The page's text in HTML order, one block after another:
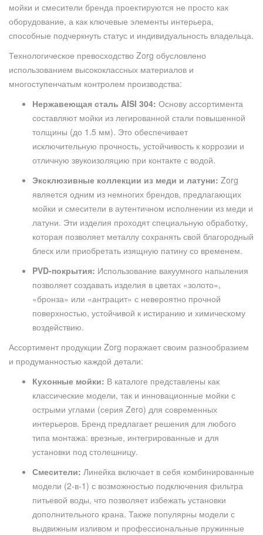
мойки и смесители бренда проектируются не просто как
оборудование, а как ключевые элементы интерьера,
способные подчеркнуть статус и индивидуальность владельца.
Технологическое превосходство Zorg обусловлено
использованием высококлассных материалов и
многоступенчатым контролем производства:
Нержавеющая сталь AISI 304: Основу ассортимента
составляют мойки из легированной стали повышенной
толщины (до 1.5 мм). Это обеспечивает
исключительную прочность, устойчивость к коррозии и
отличную звукоизоляцию при контакте с водой.
Эксклюзивные коллекции из меди и латуни: Zorg
является одним из немногих брендов, предлагающих
мойки и смесители в аутентичном исполнении из меди и
латуни. Эти изделия проходят специальную обработку,
которая позволяет металлу сохранять свой благородный
блеск или приобретать изящную патину со временем.
PVD-покрытия: Использование вакуумного напыления
позволяет создавать изделия в цветах «золото»,
«бронза» или «антрацит» с невероятно прочной
поверхностью, устойчивой к истиранию и химическому
воздействию.
Ассортимент продукции Zorg поражает своим разнообразием
и продуманностью каждой детали:
Кухонные мойки: В каталоге представлены как
классические модели, так и инновационные мойки с
острыми углами (серия Zero) для современных
интерьеров. Бренд предлагает решения для любого
типа монтажа: врезные, интегрированные и для
установки под столешницу.
Смесители: Линейка включает в себя комбинированные
модели (2-в-1) с возможностью подключения фильтра
питьевой воды, что позволяет избежать установки
дополнительного крана. Также популярны модели с
выдвижным изливом и профессиональные пружинные